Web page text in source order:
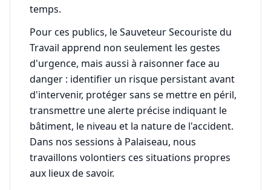
temps.
Pour ces publics, le Sauveteur Secouriste du
Travail apprend non seulement les gestes
d'urgence, mais aussi à raisonner face au
danger : identifier un risque persistant avant
d'intervenir, protéger sans se mettre en péril,
transmettre une alerte précise indiquant le
bâtiment, le niveau et la nature de l'accident.
Dans nos sessions à Palaiseau, nous
travaillons volontiers ces situations propres
aux lieux de savoir.